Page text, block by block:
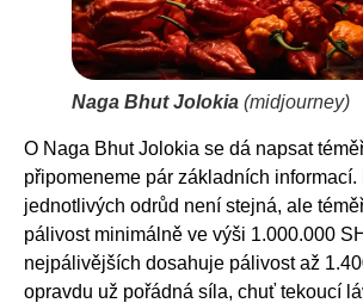
Naga Bhut Jolokia (midjourney)
O Naga Bhut Jolokia se dá napsat
připomeneme pár základních informací.
jednotlivých odrůd není stejná, ale
pálivost minimálně ve výši 1.000.000
nejpálivějších dosahuje pálivost až
opravdu už pořádná síla, chuť tekoucí